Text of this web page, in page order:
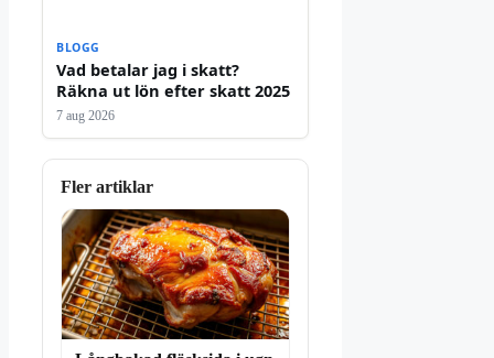
BLOGG
Vad betalar jag i skatt?
Räkna ut lön efter skatt 2025
7 aug 2026
Fler artiklar